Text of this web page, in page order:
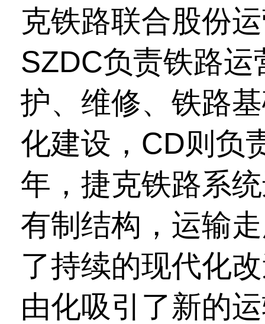
克铁路联合股份
SZDC负责铁路
护、维修、铁路
化建设，CD则负
年，捷克铁路系
有制结构，运输
了持续的现代化
由化吸引了新的